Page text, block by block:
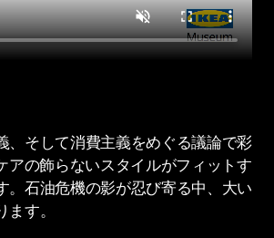
、そして消費主義をめぐる議論で彩
アの飾らないスタイルがフィットす
。石油危機の影が忍び寄る中、大い
す。